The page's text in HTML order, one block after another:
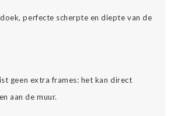
perfecte scherpte en diepte van de
geen extra frames: het kan direct
aan de muur.